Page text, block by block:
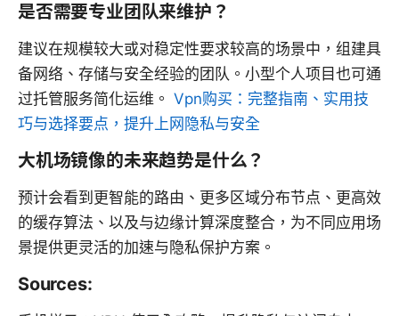
是否需要专业团队来维护？
建议在规模较大或对稳定性要求较高的场景中，组建具
备网络、存储与安全经验的团队。小型个人项目也可通
过托管服务简化运维。 Vpn购买：完整指南、实用技
巧与选择要点，提升上网隐私与安全
大机场镜像的未来趋势是什么？
预计会看到更智能的路由、更多区域分布节点、更高效
的缓存算法、以及与边缘计算深度整合，为不同应用场
景提供更灵活的加速与隐私保护方案。
Sources: